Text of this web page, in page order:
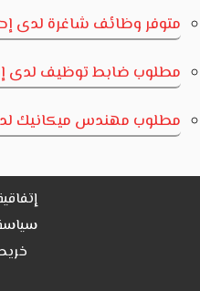
متوفر وظائف شاغرة لدى
مطلوب ضابط توظيف لدى
مطلوب مهندس ميكانيك